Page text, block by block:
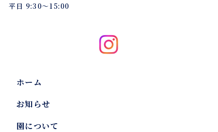
平日 9:30〜15:00
ホーム
お知らせ
園について